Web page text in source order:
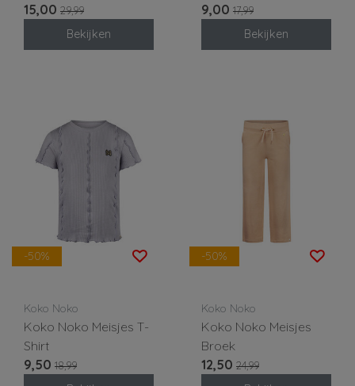
15,00 29,99
Bekijken
9,00 17,99
Bekijken
-50%
Koko Noko
Koko Noko Meisjes T-
Shirt
9,50 18,99
-50%
Koko Noko
Koko Noko Meisjes
Broek
12,50 24,99